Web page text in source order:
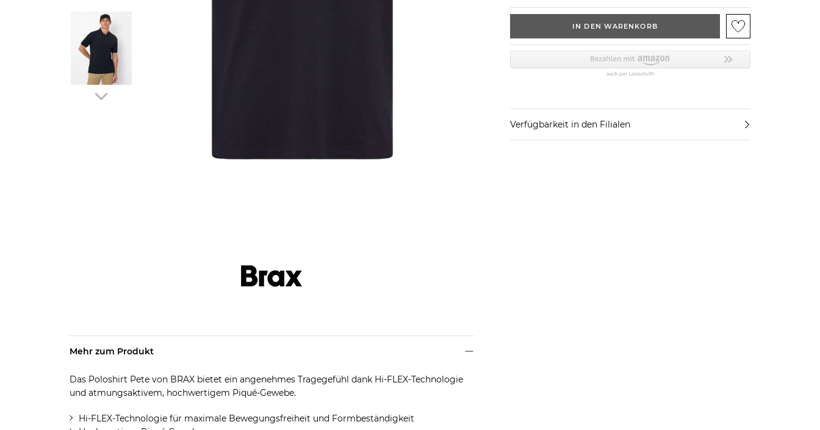
IN DEN WARENKORB
Verfügbarkeit in den Filialen
Mehr zum Produkt
Das Poloshirt Pete von BRAX bietet ein angenehmes Tragegefühl dank Hi-FLEX-Technologie
und atmungsaktivem, hochwertigem Piqué-Gewebe.
Hi-FLEX-Technologie für maximale Bewegungsfreiheit und Formbeständigkeit